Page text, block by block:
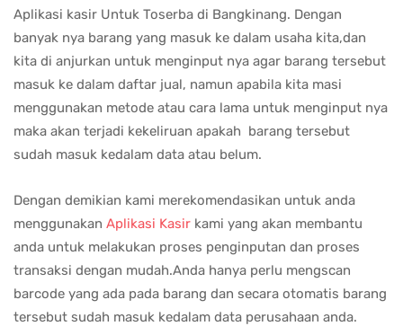
Aplikasi kasir Untuk Toserba di Bangkinang. Dengan
banyak nya barang yang masuk ke dalam usaha kita,dan
kita di anjurkan untuk menginput nya agar barang tersebut
masuk ke dalam daftar jual, namun apabila kita masi
menggunakan metode atau cara lama untuk menginput nya
maka akan terjadi kekeliruan apakah barang tersebut
sudah masuk kedalam data atau belum.
Dengan demikian kami merekomendasikan untuk anda
menggunakan Aplikasi Kasir kami yang akan membantu
anda untuk melakukan proses penginputan dan proses
transaksi dengan mudah.Anda hanya perlu mengscan
barcode yang ada pada barang dan secara otomatis barang
tersebut sudah masuk kedalam data perusahaan anda.